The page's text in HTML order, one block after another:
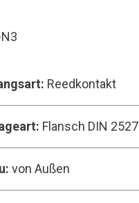
Reedkontakt
Flansch DIN 2527
von Außen